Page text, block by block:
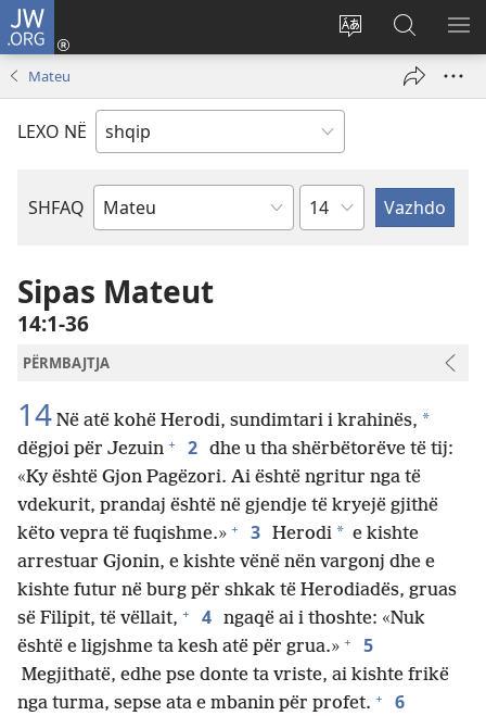
JW.ORG
Ndrysho
Hyr
me
dritare
Kërko
në
JW.ORG
Mateu
LEXO NË
SHFAQ
Librit
Biblës
Kapitullit
Sipas Mateut
14:1-36
PËRMBAJTJA
14 Në atë kohë Herodi, sundimtari i krahinës, *
dëgjoi për Jezuin + 2 dhe u tha shërbëtorëve të tij:
«Ky është Gjon Pagëzori. Ai është ngritur nga të
vdekurit, prandaj është në gjendje të kryejë gjithë
këto vepra të fuqishme.» + 3 Herodi * e kishte
arrestuar Gjonin, e kishte vënë nën vargonj dhe e
kishte futur në burg për shkak të Herodiadës, gruas
së Filipit, të vëllait, + 4 ngaqë ai i thoshte: «Nuk
është e ligjshme ta kesh atë për grua.» + 5
Megjithatë, edhe pse donte ta vriste, ai kishte frikë
nga turma, sepse ata e mbanin për profet. + 6